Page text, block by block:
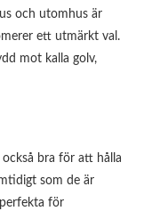
och utomhus är
ett utmärkt val.
mot kalla golv,
bra för att hålla
som de är
för